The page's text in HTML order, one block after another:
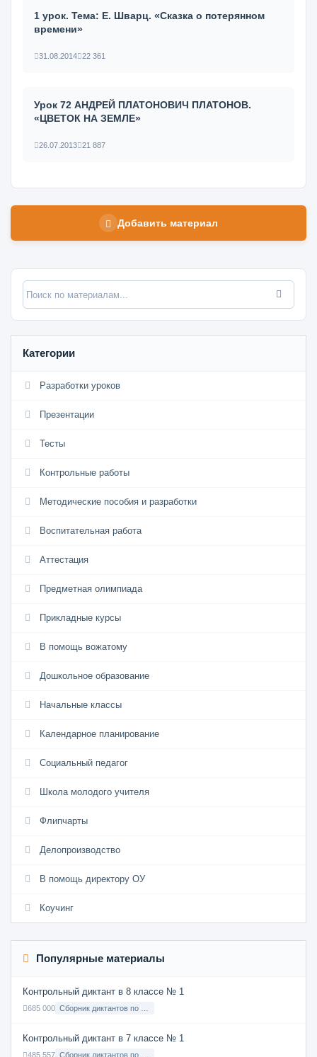
1 урок. Тема: Е. Шварц. «Сказка о потерянном
времени»
31.08.2014 22 361
Урок 72 АНДРЕЙ ПЛАТОНОВИЧ ПЛАТОНОВ.
«ЦВЕТОК НА ЗЕМЛЕ»
26.07.2013 21 887
Добавить материал
Категории
Разработки уроков
Презентации
Тесты
Контрольные работы
Методические пособия и разработки
Воспитательная работа
Аттестация
Предметная олимпиада
Прикладные курсы
В помощь вожатому
Дошкольное образование
Начальные классы
Календарное планирование
Социальный педагог
Школа молодого учителя
Флипчарты
Делопроизводство
В помощь директору ОУ
Коучинг
Популярные материалы
Контрольный диктант в 8 классе № 1
685 000
Контрольный диктант в 7 классе № 1
485 557